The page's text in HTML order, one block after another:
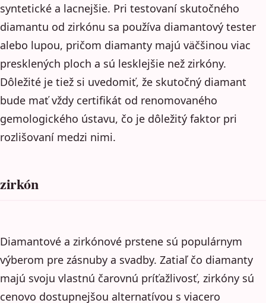
syntetické a lacnejšie. Pri testovaní skutočného
diamantu od zirkónu sa používa diamantový tester
alebo lupou, pričom diamanty majú väčšinou viac
presklených ploch a sú lesklejšie než zirkóny.
Dôležité je tiež si uvedomiť, že skutočný diamant
bude mať vždy certifikát od renomovaného
gemologického ústavu, čo je dôležitý faktor pri
rozlišovaní medzi nimi.
zirkón
Diamantové a zirkónové prstene sú populárnym
výberom pre zásnuby a svadby. Zatiaľ čo diamanty
majú svoju vlastnú čarovnú príťažlivosť, zirkóny sú
cenovo dostupnejšou alternatívou s viacero